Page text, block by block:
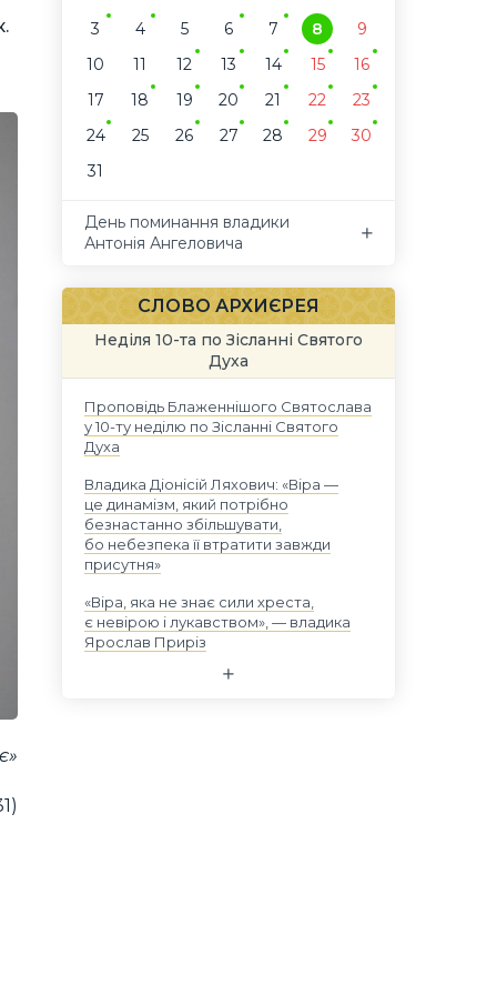
3
4 5 6 7 8
9
10
11 12 13 14 15
16
17
18 19 20 21 22
23
24
25 26 27 28 29
30
31
День поминання владики
Антонія Ангеловича
СЛОВО АРХИЄРЕЯ
Неділя 10-та по Зісланні Святого
Духа
Проповідь Блаженнішого Святослава
у 10-ту неділю по Зісланні Святого
Духа
Владика Діонісій Ляхович: «Віра —
це динамізм, який потрібно
безнастанно збільшувати,
бо небезпека її втратити завжди
присутня»
«Віра, яка не знає сили хреста,
є невірою і лукавством», — владика
Ярослав Приріз